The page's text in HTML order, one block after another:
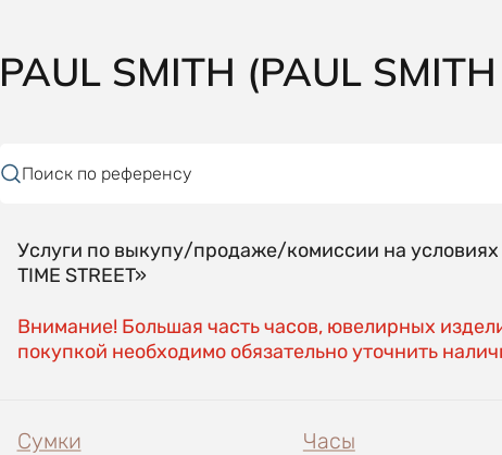
SMITH (PAUL SMITH
Поиск по референсу
Услуги по выкупу/продаже/комиссии на условиях
TIME STREET»
Внимание! Большая часть часов, ювелирных
покупкой необходимо обязательно уточнить
Сумки Часы